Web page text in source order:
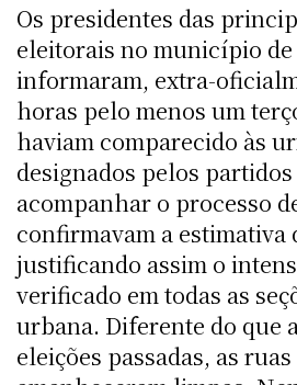
Os presidentes das
eleitorais no município de
informaram, extra-
horas pelo menos um
haviam comparecido às
designados pelos
acompanhar o processo
confirmavam a estimativa
justificando assim o
verificado em todas as
urbana. Diferente do que
eleições passadas, as